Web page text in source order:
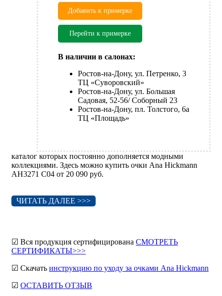
Добавить к примерке
Перейти к примерке
В наличии в салонах:
Ростов-на-Дону, ул. Петренко, 3
ТЦ «Суворовский»
Ростов-на-Дону, ул. Большая
Садовая, 52-56/ Соборный 23
Ростов-на-Дону, пл. Толстого, 6а
ТЦ «Площадь»
каталог которых постоянно дополняется модными
коллекциями. Здесь можно купить очки Ana Hickmann
AH3271 C04 от 20 090 руб.
ЧИТАТЬ ДАЛЕЕ >>>
☑ Вся продукция сертифицирована СМОТРЕТЬ
СЕРТИФИКАТЫ>>>
☑ Скачать инструкцию по уходу за очками Ana Hickmann
☑ ОСТАВИТЬ ОТЗЫВ